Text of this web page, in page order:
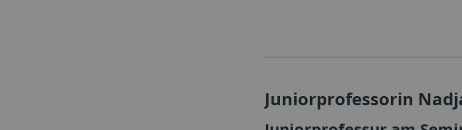
Juniorprofessorin